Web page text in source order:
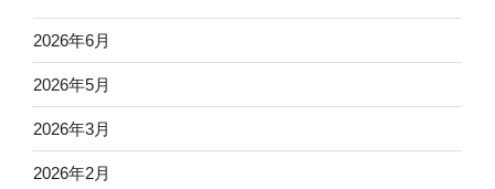
2026年6月
2026年5月
2026年3月
2026年2月